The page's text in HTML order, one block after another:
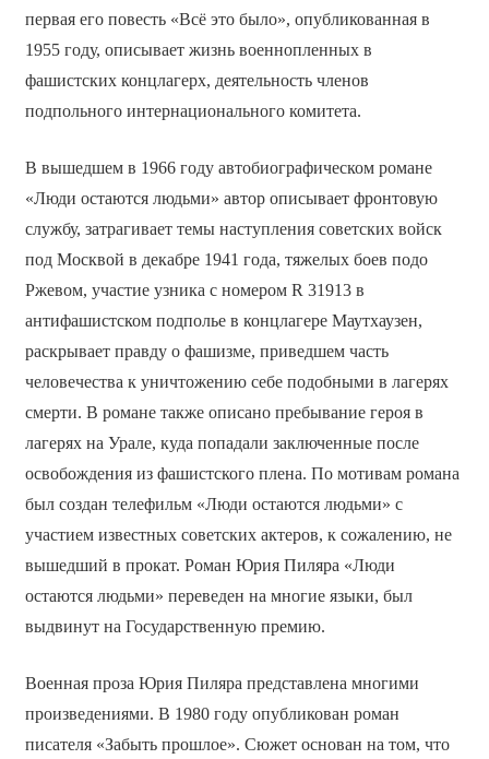
первая его повесть «Всё это было», опубликованная в
1955 году, описывает жизнь военнопленных в
фашистcких концлагерх, деятельность членов
подпольного интернационального комитета.
В вышедшем в 1966 году автобиографическом романе
«Люди остаются людьми» автор описывает фронтовую
службу, затрагивает темы наступления советских войск
под Москвой в декабре 1941 года, тяжелых боев подо
Ржевом, участие узника с номером R 31913 в
антифашистском подполье в концлагере Маутхаузен,
раскрывает правду о фашизме, приведшем часть
человечества к уничтожению себе подобными в лагерях
смерти. В романе также описано пребывание героя в
лагерях на Урале, куда попадали заключенные после
освобождения из фашистского плена. По мотивам романа
был создан телефильм «Люди остаются людьми» с
участием известных советских актеров, к сожалению, не
вышедший в прокат. Роман Юрия Пиляра «Люди
остаются людьми» переведен на многие языки, был
выдвинут на Государственную премию.
Военная проза Юрия Пиляра представлена многими
произведениями. В 1980 году опубликован роман
писателя «Забыть прошлое». Сюжет основан на том, что